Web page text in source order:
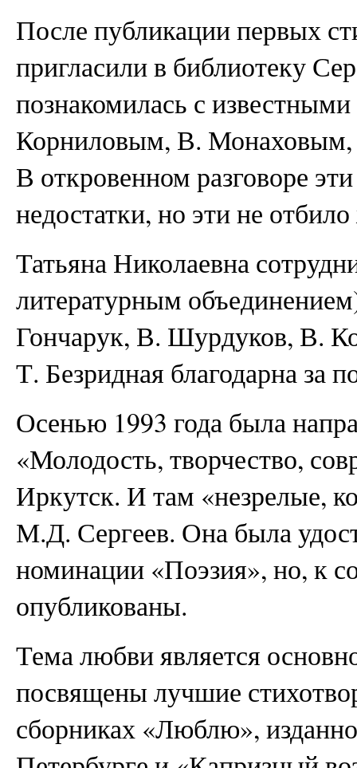
После публикации первых
пригласили в библиотеку
познакомилась с
Корниловым, В.
В откровенном разговоре
недостатки, но эти не
Татьяна Николаевна
литературным
Гончарук, В. Шурдуков, В.
Т. Безридная благодарна за
Осенью 1993 года была
«Молодость, творчество,
Иркутск. И там «незрелые,
М.Д. Сергеев. Она была
номинации «Поэзия», но, к
опубликованы.
Тема любви является
посвящены лучшие
сборниках «Люблю»,